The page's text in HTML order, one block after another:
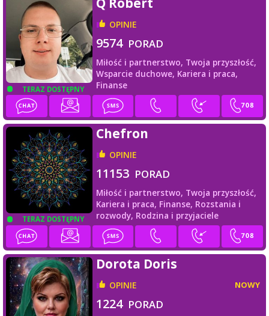
TERAZ DOSTĘPNY
OPINIE
9574 PORAD
Miłość i partnerstwo, Twoja przyszłość,
Wsparcie duchowe, Kariera i praca,
Finanse
TERAZ DOSTĘPNY
Chefron
OPINIE
11153 PORAD
Miłość i partnerstwo, Twoja przyszłość,
Kariera i praca, Finanse, Rozstania i
rozwody, Rodzina i przyjaciele
Dorota Doris
OPINIE NOWY
1224 PORAD